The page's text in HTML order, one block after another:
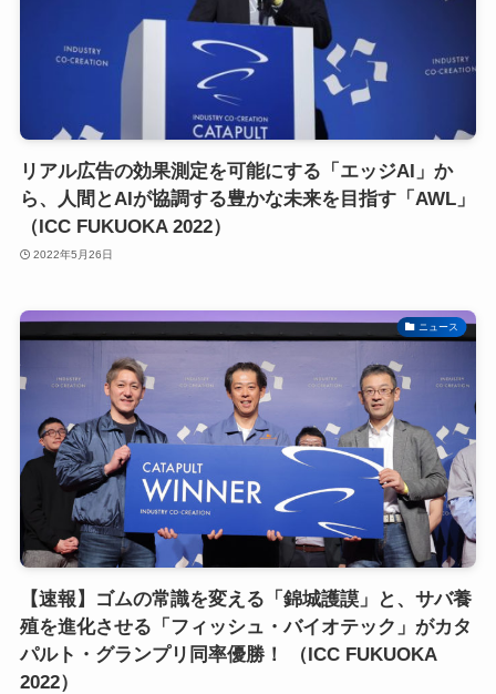
リアル広告の効果測定を可能にする「エッジAI」か
ら、人間とAIが協調する豊かな未来を目指す「AWL」
（ICC FUKUOKA 2022）
2022年5月26日
ニュース
【速報】ゴムの常識を変える「錦城護謨」と、サバ養
殖を進化させる「フィッシュ・バイオテック」がカタ
パルト・グランプリ同率優勝！ （ICC FUKUOKA
2022）